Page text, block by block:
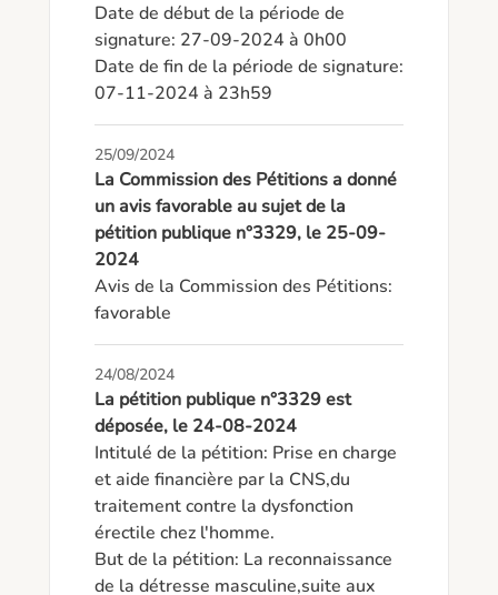
Date de début de la période de
signature: 27-09-2024 à 0h00
Date de fin de la période de signature:
07-11-2024 à 23h59
25/09/2024
La Commission des Pétitions a donné
un avis favorable au sujet de la
pétition publique n°3329, le 25-09-
2024
Avis de la Commission des Pétitions:
favorable
24/08/2024
La pétition publique n°3329 est
déposée, le 24-08-2024
Intitulé de la pétition: Prise en charge
et aide financière par la CNS,du
traitement contre la dysfonction
érectile chez l'homme.
But de la pétition: La reconnaissance
de la détresse masculine,suite aux